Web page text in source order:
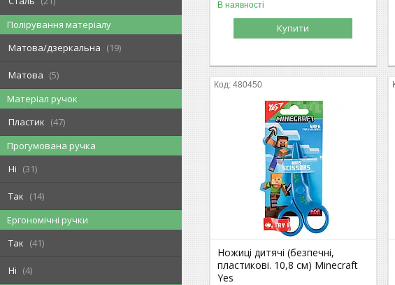
Полірування матеріалу
Матова/дзеркальна
19
Матова
5
Матеріал ручок
Пластик
47
Прогумована ручка
Ні
31
Так
14
Ергономічні ручки
Так
41
Ні
4
В наявності
Купити
480450
Ножиці дитячі (безпечні,
пластикові. 10,8 см) Minecraft
Yes